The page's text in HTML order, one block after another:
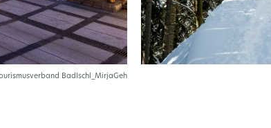
BadIschl_MirjaGeh